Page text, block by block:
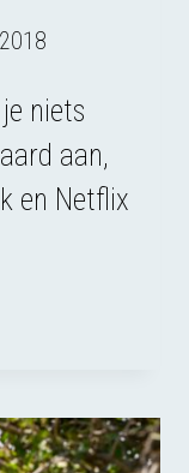
niets
aan,
en Netflix